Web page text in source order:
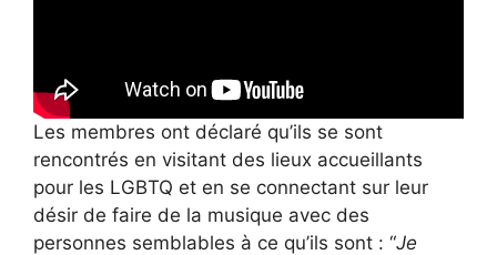
Les membres ont déclaré qu’ils se sont
rencontrés en visitant des lieux accueillants
pour les LGBTQ et en se connectant sur leur
désir de faire de la musique avec des
personnes semblables à ce qu’ils sont : “Je